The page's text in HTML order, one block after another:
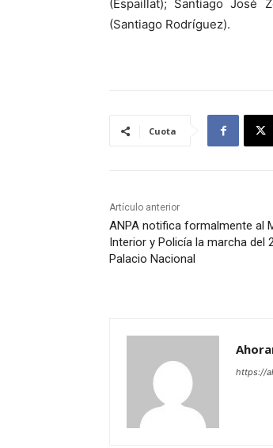
(Espaillat); Santiago José
(Santiago Rodríguez).
Cuota
Artículo anterior
ANPA notifica formalmente al
Interior y Policía la marcha del
Palacio Nacional
https://